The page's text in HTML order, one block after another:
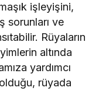
işleyişini,
sorunları ve
Rüyaların
altında
yardımcı
rüyada